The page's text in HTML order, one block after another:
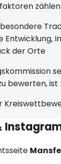
der Orte
bewerten,